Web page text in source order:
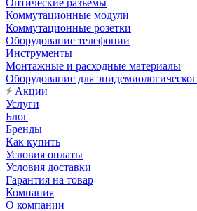
Оптические разъемы
Коммутационные модули
Коммутационные розетки
Оборудование телефонии
Инструменты
Монтажные и расходные материалы
Оборудование для
Акции
Услуги
Блог
Бренды
Как купить
Условия оплаты
Условия доставки
Гарантия на товар
Компания
О компании